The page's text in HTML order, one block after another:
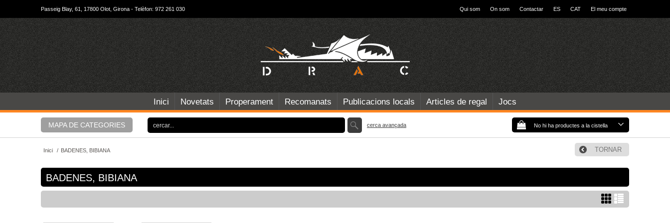
Passeig Blay, 61, 17800 Olot, Girona - Telèfon: 972 261 030 Qui som On som Contactar ES CAT El meu compte
Inici Novetats Properament Recomanats Publicacions locals Articles de regal Jocs
MAPA DE CATEGORIES No hi ha productes a la cistella
cerca avançada
Inici / BADENES, BIBIANA TORNAR
BADENES, BIBIANA